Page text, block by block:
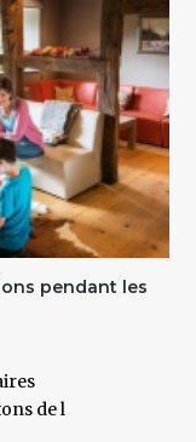
pendant les
de l